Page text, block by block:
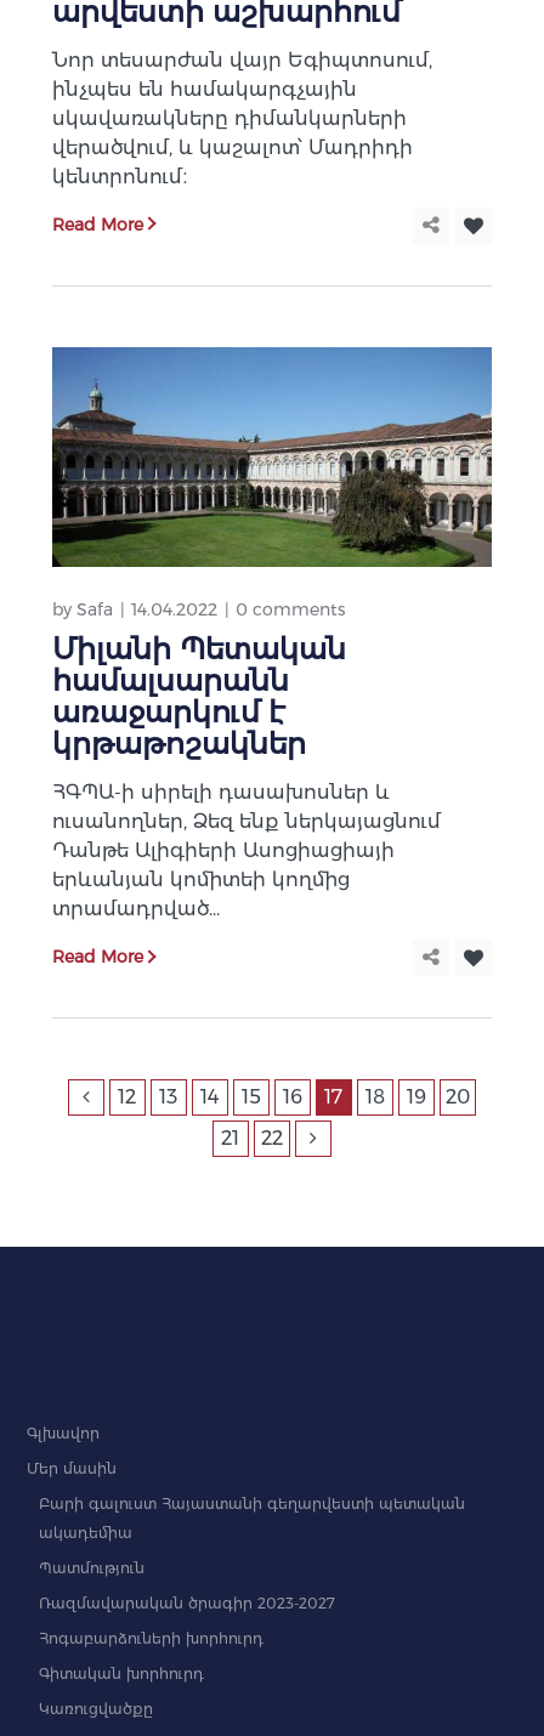
արվեստի աշխարհում
Նոր տեսարժան վայր Եգիպտոսում,
ինչպես են համակարգչային
սկավառակները դիմանկարների
վերածվում, և կաշալոտ՝ Մադրիդի
կենտրոնում։
Read More
by Safa 14.04.2022 0 comments
Միլանի Պետական
համալսարանն
առաջարկում է
կրթաթոշակներ
ՀԳՊԱ-ի սիրելի դասախոսներ և
ուսանողներ, Ձեզ ենք ներկայացնում
Դանթե Ալիգիերի Ասոցիացիայի
երևանյան կոմիտեի կողմից
տրամադրված...
Read More
12 13 14 15 16 17 18 19
20
21
22
Գլխավոր
Մեր մասին
Բարի գալուստ Հայաստանի գեղարվեստի պետական
ակադեմիա
Պատմություն
Ռազմավարական ծրագիր 2023-2027
Հոգաբարձուների խորհուրդ
Գիտական խորհուրդ
Կառուցվածքը